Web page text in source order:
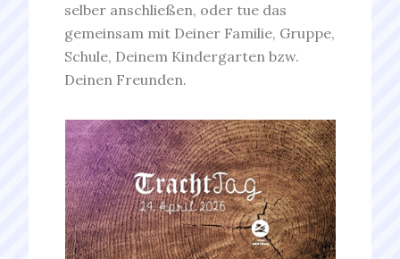
selber anschließen, oder tue das
gemeinsam mit Deiner Familie, Gruppe,
Schule, Deinem Kindergarten bzw.
Deinen Freunden.